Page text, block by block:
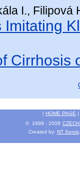
I., Filipová
Cirrhosis
| HOME PAGE |
© 1998 - 2008
Created by: NT